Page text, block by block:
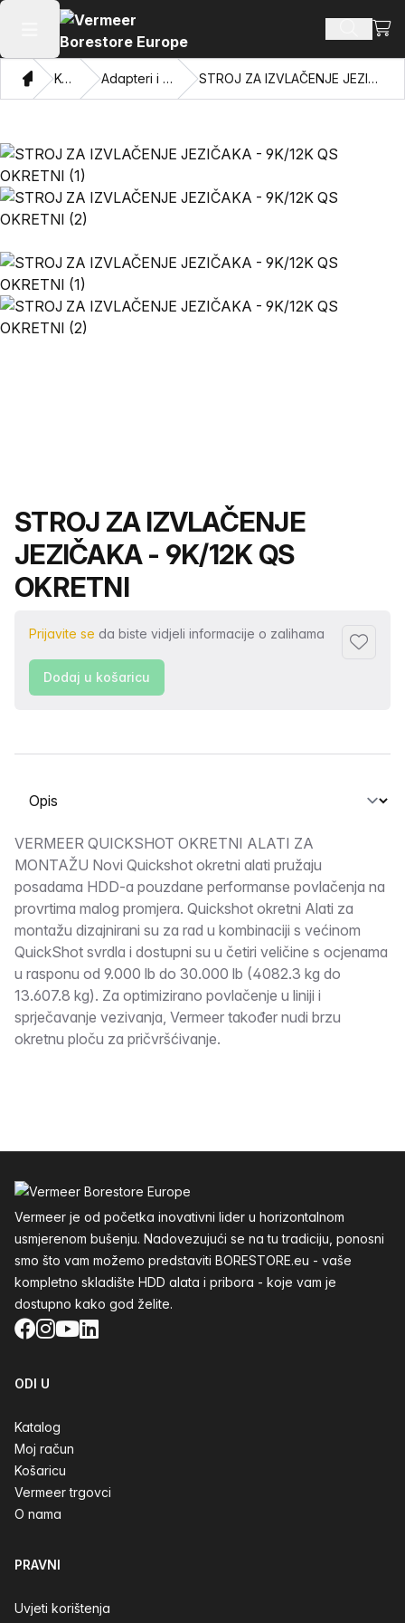
Otvaranje glavnog izbornika Pretraži
DomKatalog Adapteri i privlačne oči STROJ ZA IZVLAČENJE JEZIČAKA - 9K/12K QS OKRETNI
Naziv proizvoda
STROJ ZA IZVLAČENJE
JEZIČAKA - 9K/12K QS
OKRETNI
Prijavite se da biste vidjeli informacije o zalihama
Dodaj
Dodaj u košaricu
Odabir kartice
Opis
VERMEER QUICKSHOT OKRETNI ALATI ZA
MONTAŽU Novi Quickshot okretni alati pružaju
posadama HDD-a pouzdane performanse povlačenja na
provrtima malog promjera. Quickshot okretni Alati za
montažu dizajnirani su za rad u kombinaciji s većinom
QuickShot svrdla i dostupni su u četiri veličine s ocjenama
u rasponu od 9.000 lb do 30.000 lb (4082.3 kg do
13.607.8 kg). Za optimizirano povlačenje u liniji i
sprječavanje vezivanja, Vermeer također nudi brzu
okretnu ploču za pričvršćivanje.
Vermeer je od početka inovativni lider u horizontalnom
usmjerenom bušenju. Nadovezujući se na tu tradiciju, ponosni
smo što vam možemo predstaviti BORESTORE.eu - vaše
kompletno skladište HDD alata i pribora - koje vam je
dostupno kako god želite.
Facebook
Instagram
YouTube
LinkedIn
ODI U
Katalog
Moj račun
Košaricu
Vermeer trgovci
O nama
PRAVNI
Uvjeti korištenja